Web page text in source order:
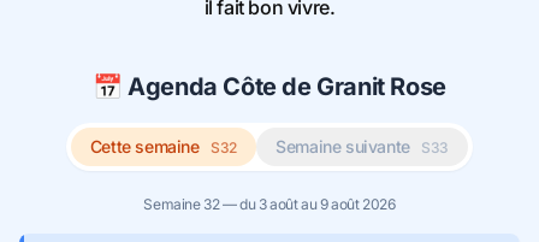
il fait bon vivre.
📅 Agenda Côte de Granit Rose
Cette semaine S32 Semaine suivante S33
Semaine 32 — du 3 août au 9 août 2026